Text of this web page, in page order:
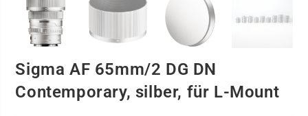
Sigma AF 65mm/2 DG DN
Contemporary, silber, für L-Mount